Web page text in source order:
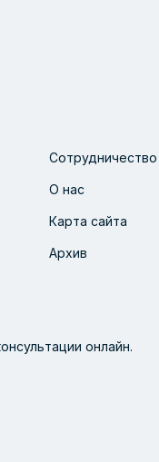
Сотрудничество
О нас
Карта сайта
Архив
онлайн.